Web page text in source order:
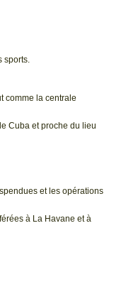
sports.
comme la centrale
Cuba et proche du lieu
et les opérations
à La Havane et à